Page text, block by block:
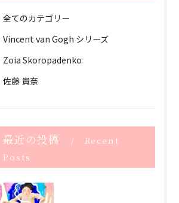
全てのカテゴリー
Vincent van Gogh シリーズ
Zoia Skoropadenko
佐藤 貴奈
最近の投稿
Recent
Posts